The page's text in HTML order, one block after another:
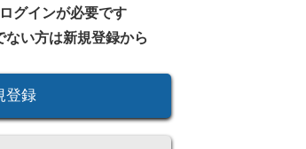
グインが必要です
ない方は新規登録から
登録